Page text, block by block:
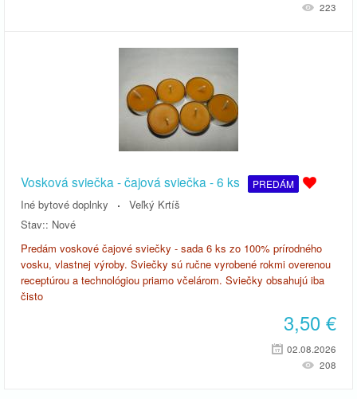
223
Vosková sviečka - čajová sviečka - 6 ks PREDÁM
Iné bytové doplnky
Veľký Krtíš
Stav:: Nové
Predám voskové čajové sviečky - sada 6 ks zo 100% prírodného
vosku, vlastnej výroby. Sviečky sú ručne vyrobené rokmi overenou
receptúrou a technológiou priamo včelárom. Sviečky obsahujú iba
čisto
3,50 €
02.08.2026
208